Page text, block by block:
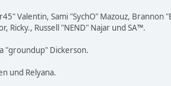
Valentin, Sami "SychO" Mazouz, Brannon
Ricky., Russell "NEND" Najar und SA™.
"groundup" Dickerson.
und Relyana.